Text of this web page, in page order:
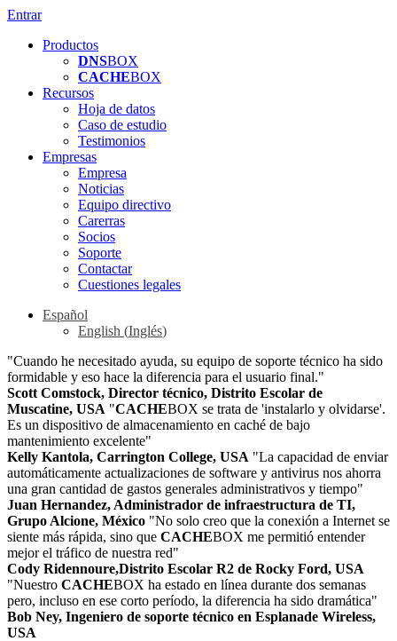
Entrar
Productos
DNSBOX
CACHEBOX
Recursos
Hoja de datos
Caso de estudio
Testimonios
Empresas
Empresa
Noticias
Equipo directivo
Carerras
Socios
Soporte
Contactar
Cuestiones legales
Español
English (Inglés)
"Cuando he necesitado ayuda, su equipo de soporte técnico ha sido
formidable y eso hace la diferencia para el usuario final."
Scott Comstock, Director técnico, Distrito Escolar de
Muscatine, USA "CACHEBOX se trata de 'instalarlo y olvidarse'.
Es un dispositivo de almacenamiento en caché de bajo
mantenimiento excelente"
Kelly Kantola, Carrington College, USA "La capacidad de enviar
automáticamente actualizaciones de software y antivirus nos ahorra
una gran cantidad de gastos generales administrativos y tiempo"
Juan Hernandez, Administrador de infraestructura de TI,
Grupo Alcione, México "No solo creo que la conexión a Internet se
siente más rápida, sino que CACHEBOX me permitió entender
mejor el tráfico de nuestra red"
Cody Ridennoure,Distrito Escolar R2 de Rocky Ford, USA
"Nuestro CACHEBOX ha estado en línea durante dos semanas
pero, incluso en ese corto período, la diferencia ha sido dramática"
Bob Ney, Ingeniero de soporte técnico en Esplanade Wireless,
USA